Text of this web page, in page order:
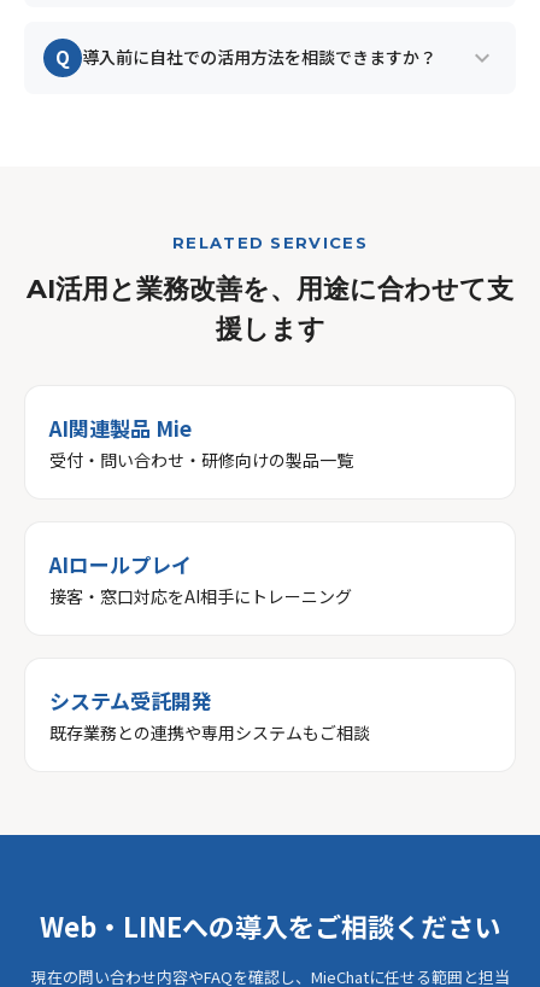
A
利用できます。情報システム、人事、総務などに
Q 導入前に自社での活用方法を相談できますか？ expand_more
RELATED SERVICES
AI活用と業務改善を、用途に合わせて支
援します
AI関連製品 Mie
受付・問い合わせ・研修向けの製品一覧
AIロールプレイ
接客・窓口対応をAI相手にトレーニング
システム受託開発
既存業務との連携や専用システムもご相談
Web・LINEへの導入をご相談ください
現在の問い合わせ内容やFAQを確認し、MieChatに任せる範囲と担当